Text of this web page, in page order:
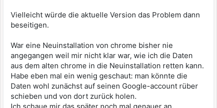
Vielleicht würde die aktuelle Version das Problem dann
beseitigen.
War eine Neuinstallation von chrome bisher nie
angegangen weil mir nicht klar war, wie ich die Daten
aus dem alten chrome in die Neuinstallation retten kann.
Habe eben mal ein wenig geschaut: man könnte die
Daten wohl zunächst auf seinen Google-account rüber
schieben und von dort zurück holen.